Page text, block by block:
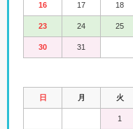
16 17 18
23 24 25
30 31
日 月 火
1